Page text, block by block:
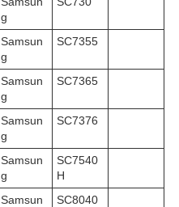
g
Samsun
g
SC7355
Samsun
g
SC7365
Samsun
g
SC7376
Samsun
g
SC7540
H
Samsun
SC8040